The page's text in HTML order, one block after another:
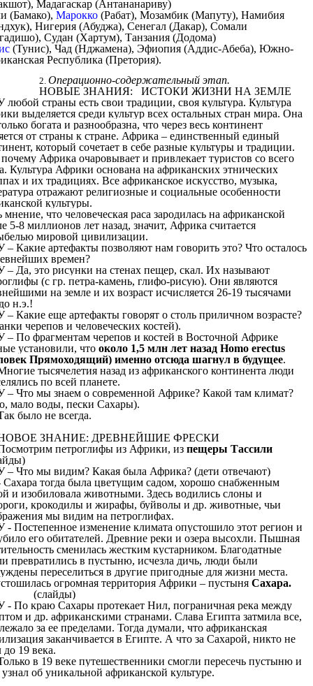
Мадагаскар (Антананариву)
(Бамако), Марокко (Рабат), Мозамбик (Мапуту), Намибия
Нигерия (Абуджа), Сенегал (Дакар), Сомали
Судан (Хартум), Танзания (Додома)
(Тунис), Чад (Нджамена), Эфиопия (Аддис-Абеба), Южно-
Республика (Претория).
Операционно-содержательный этап.
НОВЫЕ ЗНАНИЯ: ИСТОКИ ЖИЗНИ НА ЗЕМЛЕ
любой страны есть свои традиции, своя культура. Культура
выделяется среди культур всех остальных стран мира. Она
богата и разнообразна, что через весь континент
от страны к стране. Африка – единственный единый
который сочетает в себе разные культуры и традиции.
Африка очаровывает и привлекает туристов со всего
Культура Африки основана на африканских этнических
и их традициях. Все африканское искусство, музыка,
отражают религиозные и социальные особенности
культуры.
мнение, что человеческая раса зародилась на африканской
5-8 миллионов лет назад, значит, Африка считается
мировой цивилизации.
– Какие артефакты позволяют нам говорить это? Что осталось
времен?
– Да, это рисунки на стенах пещер, скал. Их называют
(с гр. петра-камень, глифо-рисую). Они являются
на земле и их возраст исчисляется 26-19 тысячами
н.э.!
– Какие еще артефакты говорят о столь приличном возрасте?
черепов и человеческих костей).
– По фрагментам черепов и костей в Восточной Африке
установили, что около 1,5 млн лет назад Homo erectus
Прямоходящий) именно отсюда шагнул в будущее.
тысячелетия назад из африканского континента люди
по всей планете.
– Что мы знаем о современной Африке? Какой там климат?
мало воды, пески Сахары).
было не всегда.
ЗНАНИЕ: ДРЕВНЕЙШИЕ ФРЕСКИ
петроглифы из Африки, из пещеры Тассили
– Что мы видим? Какая была Африка? (дети отвечают)
Сахара тогда была цветущим садом, хорошо снабженным
и изобиловала животными. Здесь водились слоны и
крокодилы и жирафы, буйволы и др. животные, чьи
мы видим на петроглифах.
- Постепенное изменение климата опустошило этот регион и
его обитателей. Древние реки и озера высохли. Пышная
сменилась жестким кустарником. Благодатные
превратились в пустыню, исчезла дичь, люди были
переселиться в другие пригодные для жизни места.
огромная территория Африки – пустыня Сахара.
- По краю Сахары протекает Нил, пограничная река между
и др. африканскими странами. Слава Египта затмила все,
за ее пределами. Тогда думали, что африканская
заканчивается в Египте. А что за Сахарой, никто не
до 19 века.
в 19 веке путешественники смогли пересечь пустыню и
об уникальной африканской культуре.